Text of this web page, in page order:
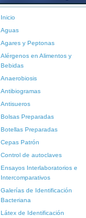
Inicio
Aguas
Agares y Peptonas
Alérgenos en Alimentos y
Bebidas
Anaerobiosis
Antibiogramas
Antisueros
Bolsas Preparadas
Botellas Preparadas
Cepas Patrón
Control de autoclaves
Ensayos Interlaboratorios e
Intercomparativos
Galerías de Identificación
Bacteriana
Látex de Identificación